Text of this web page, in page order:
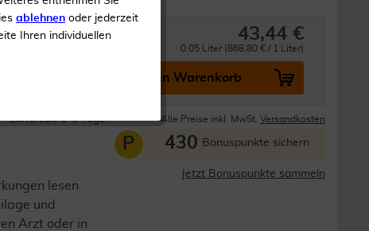
43,44 €
0.05 Liter (868,80 € / 1 Liter)
In den Warenkorb
Lieferzeit 1-3 Tage Alle Preise inkl. MwSt. Versandkosten
P 430 Bonuspunkte sichern
Jetzt Bonuspunkte sammeln
lesen
und
Arzt oder in
ablehnen oder jederzeit
Ihren individuellen